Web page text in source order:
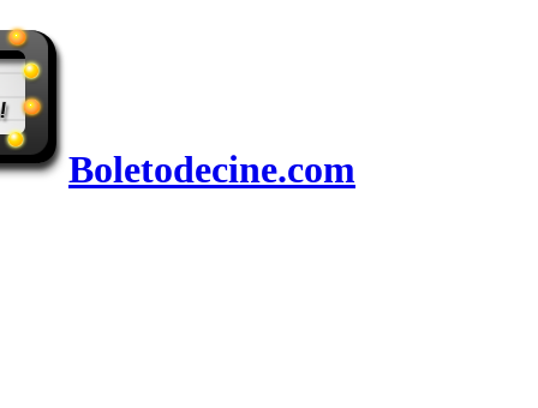
Boletodecine.com